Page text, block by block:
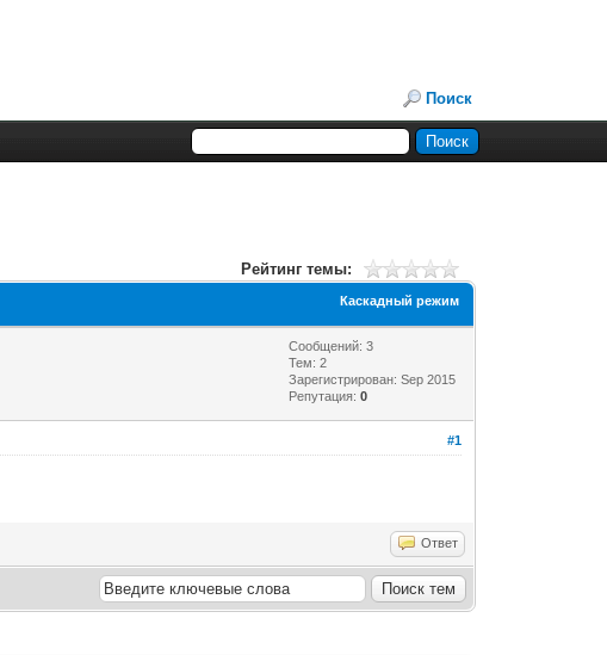
Поиск
Рейтинг темы:
Каскадный режим
Сообщений: 3
Тем: 2
Зарегистрирован: Sep 2015
Репутация:0
#1
Ответ